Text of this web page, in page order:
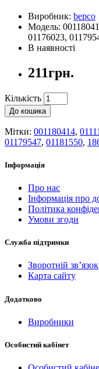
Виробник: bepco
Модель:
01176023,
В наявності
211грн.
Кількість
До кошика
Мітки: 001180414,
01179547, 01181550,
Інформація
Про нас
Інформація про
Політика
Умови згоди
Служба підтримки
Зворотній зв’язок
Карта сайту
Додатково
Виробники
Особистий кабінет